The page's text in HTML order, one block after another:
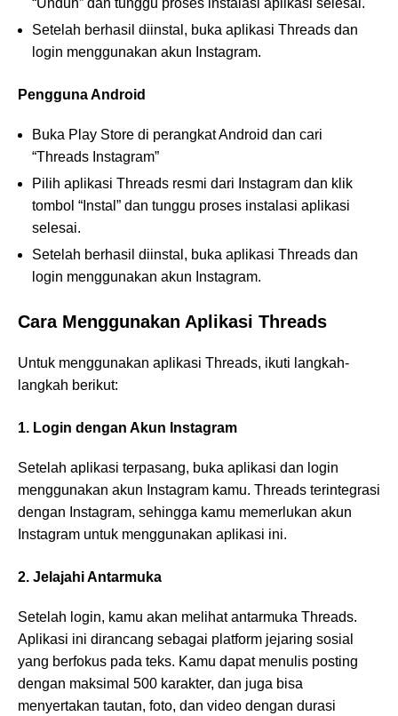
Setelah berhasil diinstal, buka aplikasi Threads dan
login menggunakan akun Instagram.
Pengguna Android
Buka Play Store di perangkat Android dan cari
“Threads Instagram”
Pilih aplikasi Threads resmi dari Instagram dan klik
tombol “Instal” dan tunggu proses instalasi aplikasi
selesai.
Setelah berhasil diinstal, buka aplikasi Threads dan
login menggunakan akun Instagram.
Cara Menggunakan Aplikasi Threads
Untuk menggunakan aplikasi Threads, ikuti langkah-
langkah berikut:
1. Login dengan Akun Instagram
Setelah aplikasi terpasang, buka aplikasi dan login
menggunakan akun Instagram kamu. Threads terintegrasi
dengan Instagram, sehingga kamu memerlukan akun
Instagram untuk menggunakan aplikasi ini.
2. Jelajahi Antarmuka
Setelah login, kamu akan melihat antarmuka Threads.
Aplikasi ini dirancang sebagai platform jejaring sosial
yang berfokus pada teks. Kamu dapat menulis posting
dengan maksimal 500 karakter, dan juga bisa
menyertakan tautan, foto, dan video dengan durasi